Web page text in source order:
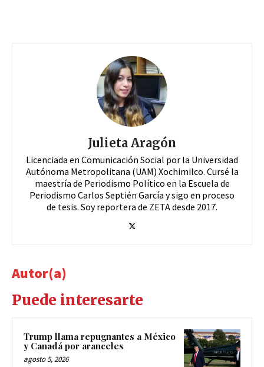
Julieta Aragón
Licenciada en Comunicación Social por la Universidad
Autónoma Metropolitana (UAM) Xochimilco. Cursé la
maestría de Periodismo Político en la Escuela de
Periodismo Carlos Septién García y sigo en proceso
de tesis. Soy reportera de ZETA desde 2017.
Autor(a)
Puede interesarte
Trump llama repugnantes a México
y Canadá por aranceles
agosto 5, 2026